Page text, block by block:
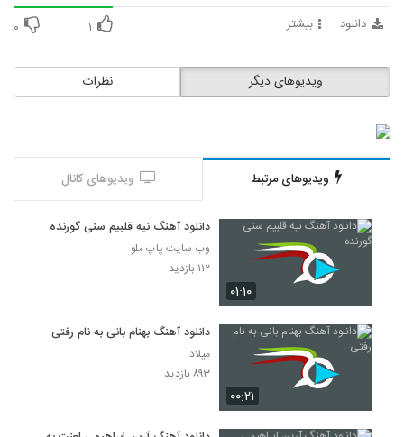
دانلود بیشتر ۱ ۰
نظرات ویدیوهای دیگر
ویدیوهای مرتبط ویدیوهای کانال
۰۱:۱۰
دانلود آهنگ نیه قلبیم سنی گورنده
وب سایت پاپ ملو
۱۱۲ بازدید
۰۰:۲۱
دانلود آهنگ بهنام بانی به نام رفتی
میلاد
۸۹۳ بازدید